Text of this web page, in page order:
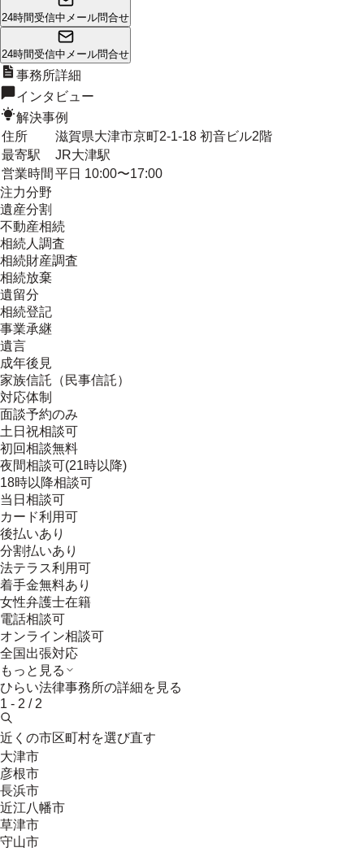
24時間受信中 メール問合せ
24時間受信中 メール問合せ
事務所詳細
インタビュー
解決事例
住所
滋賀県大津市京町2-1-18 初音ビル2階
最寄駅
JR大津駅
営業時間 平日 10:00〜17:00
注力分野
遺産分割
不動産相続
相続人調査
相続財産調査
相続放棄
遺留分
相続登記
事業承継
遺言
成年後見
家族信託（民事信託）
対応体制
面談予約のみ
土日祝相談可
初回相談無料
夜間相談可(21時以降)
18時以降相談可
当日相談可
カード利用可
後払いあり
分割払いあり
法テラス利用可
着手金無料あり
女性弁護士在籍
電話相談可
オンライン相談可
全国出張対応
もっと見る
ひらい法律事務所の詳細を見る
1 - 2 / 2
近くの市区町村を選び直す
大津市
彦根市
長浜市
近江八幡市
草津市
守山市